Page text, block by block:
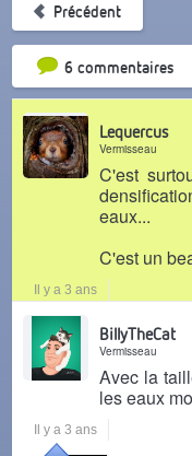
Précédent
6 commentaires
Tri par
Lequercus
Vermisseau
C'est
eaux...
C'est un
Il y a 3 ans
BillyTheCat
Vermisseau
Avec la
les eaux
Il y a 3 ans